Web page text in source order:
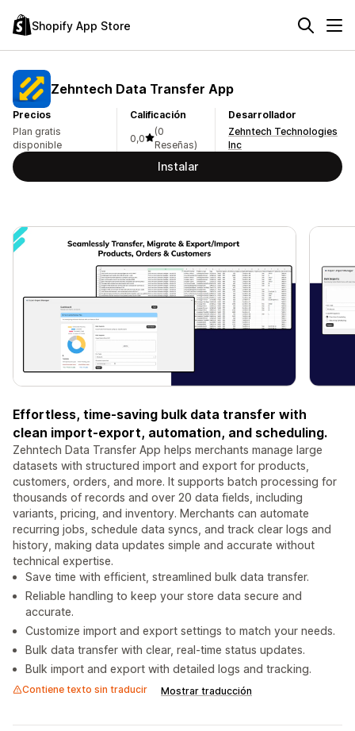
Shopify App Store
Zehntech Data Transfer App
Precios
Plan gratis
disponible
Calificación
0,0
(0
Reseñas)
Desarrollador
Zehntech Technologies
Inc
Instalar
Effortless, time-saving bulk data transfer with
clean import-export, automation, and scheduling.
Zehntech Data Transfer App helps merchants manage large
datasets with structured import and export for products,
customers, orders, and more. It supports batch processing for
thousands of records and over 20 data fields, including
variants, pricing, and inventory. Merchants can automate
recurring jobs, schedule data syncs, and track clear logs and
history, making data updates simple and accurate without
technical expertise.
Save time with efficient, streamlined bulk data transfer.
Reliable handling to keep your store data secure and
accurate.
Customize import and export settings to match your needs.
Bulk data transfer with clear, real-time status updates.
Bulk import and export with detailed logs and tracking.
Contiene texto sin traducir Mostrar traducción